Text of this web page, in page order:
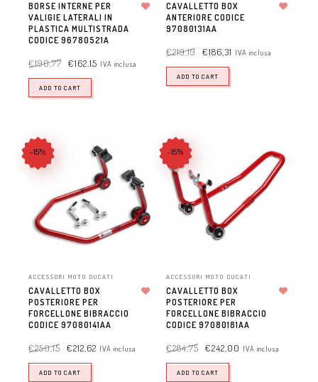
BORSE INTERNE PER
VALIGIE LATERALI IN
PLASTICA MULTISTRADA
CODICE 96780521A
€190,77 €162,15 IVA inclusa
ADD TO CART
CAVALLETTO BOX
ANTERIORE CODICE
97080131AA
€219,19 €186,31 IVA inclusa
ADD TO CART
-15%
ACCESSORI MOTO DUCATI
CAVALLETTO BOX
POSTERIORE PER
FORCELLONE BIBRACCIO
CODICE 97080141AA
€250,15 €212,62 IVA inclusa
ADD TO CART
-15%
ACCESSORI MOTO DUCATI
CAVALLETTO BOX
POSTERIORE PER
FORCELLONE BIBRACCIO
CODICE 97080181AA
€284,75 €242,00 IVA inclusa
ADD TO CART